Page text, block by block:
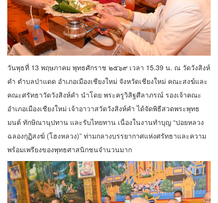
วันพุธที่ 13 พฤษภาคม พุทธศักราช ๒๕๖๙ เวลา 15.39 น. ณ วัดวังสิงห์
คำ ตำบลป่าแดด อำเภอเมืองเชียงใหม่ จังหวัดเชียงใหม่ คณะสงฆ์และ
คณะศรัทธาวัดวังสิงห์คำ นำโดย พระครูวิสิฐศีลาภรณ์ รองเจ้าคณะ
อำเภอเมืองเชียงใหม่ เจ้าอาวาสวัดวังสิงห์คำ ได้จัดพิธีสวดพระพุทธ
มนต์ ทักษิณานุปทาน และรับไทยทาน เนื่องในงานทำบุญ “ปอยหลวง
ฉลองกุฏิสงฆ์ (โฮงหลวง)” ท่ามกลางบรรยากาศแห่งศรัทธาและความ
พร้อมเพรียงของพุทธศาสนิกชนจำนวนมาก